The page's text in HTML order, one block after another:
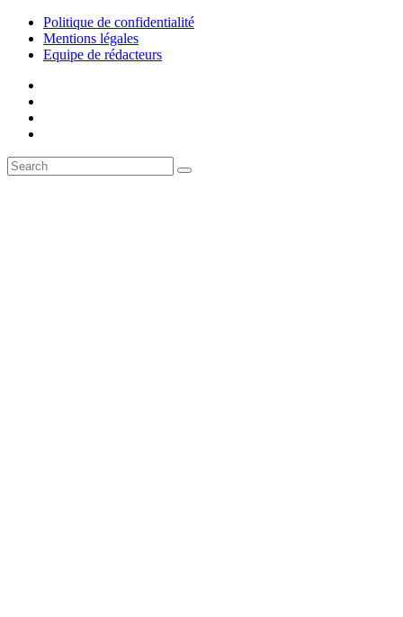
Politique de confidentialité
Mentions légales
Equipe de rédacteurs